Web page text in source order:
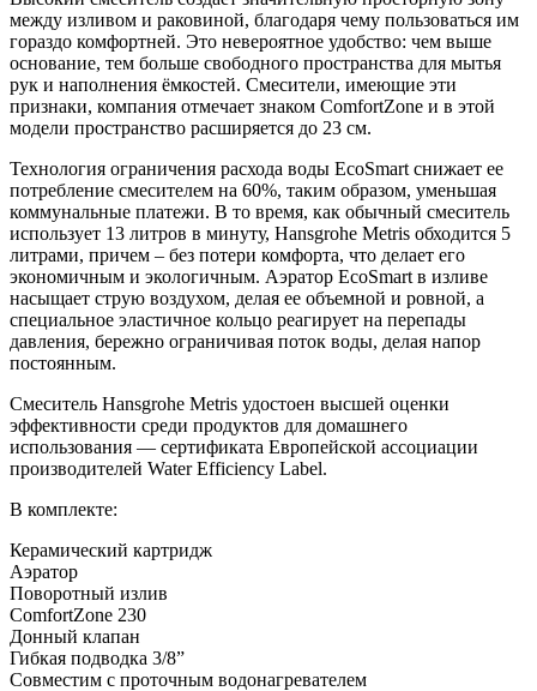
между изливом и раковиной, благодаря чему пользоваться им
гораздо комфортней. Это невероятное удобство: чем выше
основание, тем больше свободного пространства для мытья
рук и наполнения ёмкостей. Смесители, имеющие эти
признаки, компания отмечает знаком ComfortZone и в этой
модели пространство расширяется до 23 см.
Технология ограничения расхода воды EcoSmart снижает ее
потребление смесителем на 60%, таким образом, уменьшая
коммунальные платежи. В то время, как обычный смеситель
использует 13 литров в минуту, Hansgrohe Metris обходится 5
литрами, причем – без потери комфорта, что делает его
экономичным и экологичным. Аэратор EcoSmart в изливе
насыщает струю воздухом, делая ее объемной и ровной, а
специальное эластичное кольцо реагирует на перепады
давления, бережно ограничивая поток воды, делая напор
постоянным.
Смеситель Hansgrohe Metris удостоен высшей оценки
эффективности среди продуктов для домашнего
использования — сертификата Европейской ассоциации
производителей Water Efficiency Label.
В комплекте:
Керамический картридж
Аэратор
Поворотный излив
ComfortZone 230
Донный клапан
Гибкая подводка 3/8”
Совместим с проточным водонагревателем